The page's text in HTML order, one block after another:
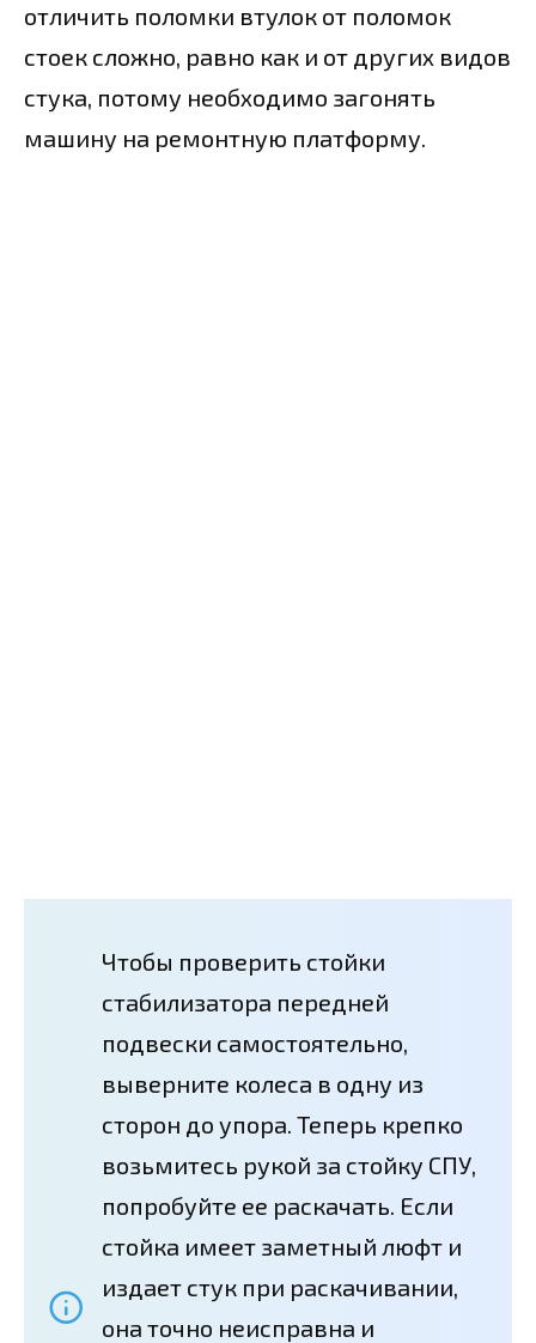
отличить поломки втулок от поломок
стоек сложно, равно как и от других видов
стука, потому необходимо загонять
машину на ремонтную платформу.
Чтобы проверить стойки
стабилизатора передней
подвески самостоятельно,
выверните колеса в одну из
сторон до упора. Теперь крепко
возьмитесь рукой за стойку СПУ,
попробуйте ее раскачать. Если
стойка имеет заметный люфт и
издает стук при раскачивании,
она точно неисправна и